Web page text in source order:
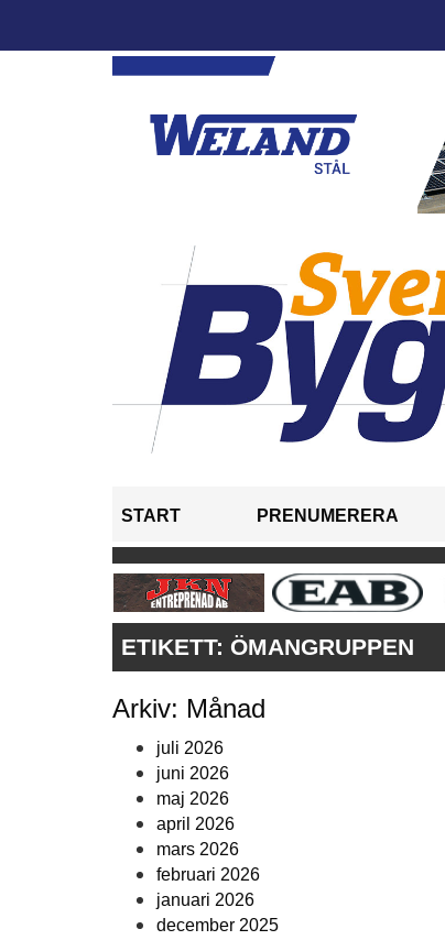
START PRENUMERERA
ETIKETT: ÖMANGRUPPEN
Arkiv: Månad
juli 2026
juni 2026
maj 2026
april 2026
mars 2026
februari 2026
januari 2026
december 2025